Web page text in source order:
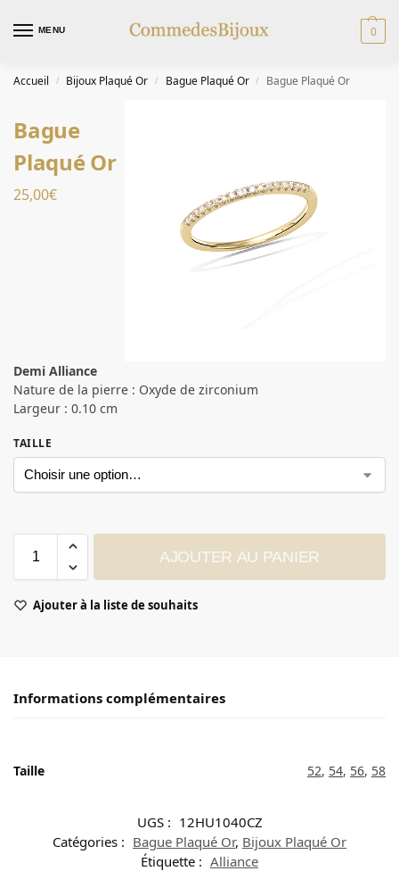
MENU 0
Accueil / Bijoux Plaqué Or / Bague Plaqué Or / Bague Plaqué Or
Bague
Plaqué Or
25,00€
Demi Alliance
Nature de la pierre : Oxyde de zirconium
Largeur : 0.10 cm
TAILLE
AJOUTER AU PANIER
Ajouter à la liste de souhaits
Informations complémentaires
Taille 52, 54, 56, 58
UGS : 12HU1040CZ
Catégories : Bague Plaqué Or, Bijoux Plaqué Or
Étiquette : Alliance